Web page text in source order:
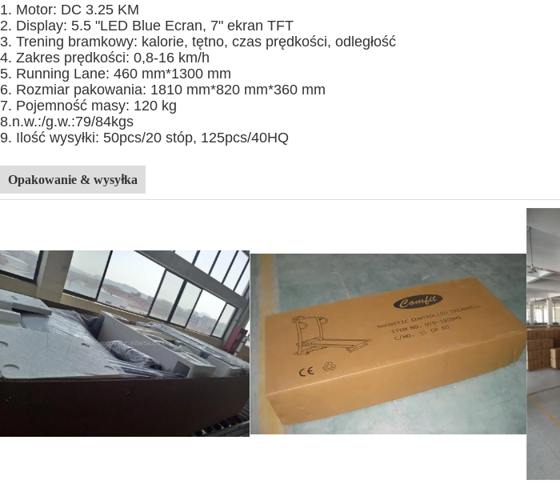
1. Motor: DC 3.25 KM
2. Display: 5.5 "LED Blue Ecran, 7" ekran TFT
3. Trening bramkowy: kalorie, tętno, czas prędkości, odległość
4. Zakres prędkości: 0,8-16 km/h
5. Running Lane: 460 mm*1300 mm
6. Rozmiar pakowania: 1810 mm*820 mm*360 mm
7. Pojemność masy: 120 kg
8.n.w.:/g.w.:79/84kgs
9. Ilość wysyłki: 50pcs/20 stóp, 125pcs/40HQ
Opakowanie & wysyłka